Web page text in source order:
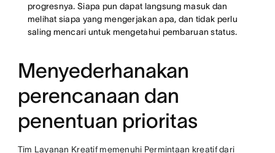
progresnya. Siapa pun dapat langsung masuk dan
melihat siapa yang mengerjakan apa, dan tidak perlu
saling mencari untuk mengetahui pembaruan status.
Menyederhanakan
perencanaan dan
penentuan prioritas
Tim Layanan Kreatif memenuhi Permintaan kreatif dari